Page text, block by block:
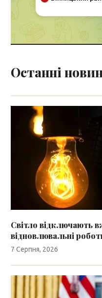
Останні
Світло відключають
відновлювальні
7 Серпня, 2026